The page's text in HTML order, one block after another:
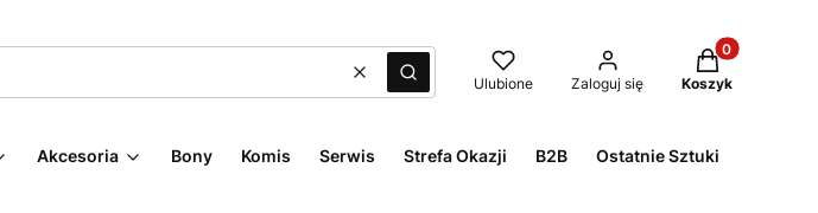
WyczyśćSzukaj Ulubione Zaloguj się
Produkty w
Koszyk
Akcesoria Bony Komis Serwis Strefa Okazji B2B Ostatnie Sztuki